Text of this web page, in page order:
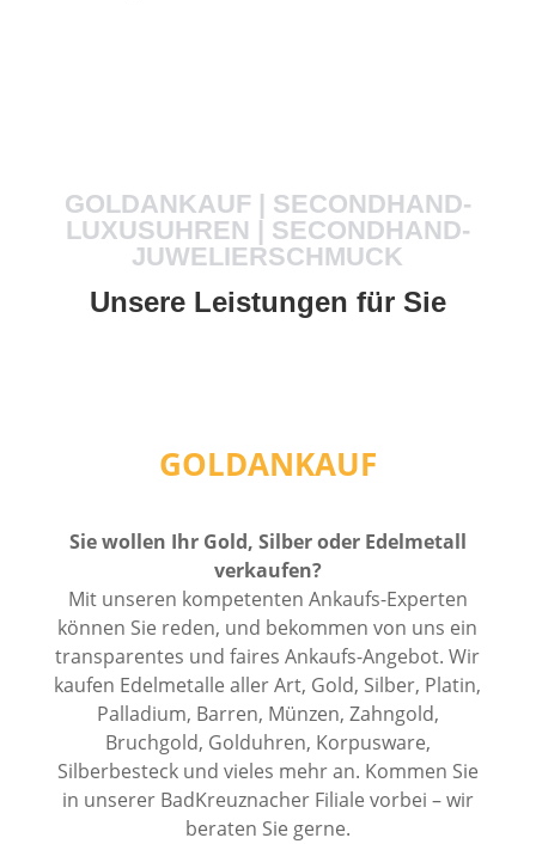
GOLDANKAUF | SECONDHAND-
LUXUSUHREN | SECONDHAND-
JUWELIERSCHMUCK
Unsere Leistungen für Sie
GOLDANKAUF
Sie wollen Ihr Gold, Silber oder Edelmetall
verkaufen?
Mit unseren kompetenten Ankaufs-Experten
können Sie reden, und bekommen von uns ein
transparentes und faires Ankaufs-Angebot. Wir
kaufen Edelmetalle aller Art, Gold, Silber, Platin,
Palladium, Barren, Münzen, Zahngold,
Bruchgold, Golduhren, Korpusware,
Silberbesteck und vieles mehr an. Kommen Sie
in unserer BadKreuznacher Filiale vorbei – wir
beraten Sie gerne.